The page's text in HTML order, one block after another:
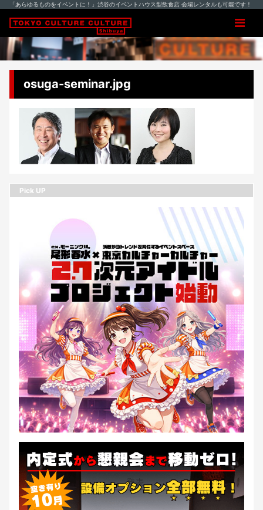
「あらゆるものをイベントに！」渋谷のイベントハウス型飲食店 会場レンタルも可能です！
osuga-seminar.jpg
Pick UP